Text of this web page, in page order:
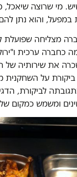
מי שרוצה שיאכל,
והוא נתן
מצליחה שפועלת
כחברה ערכית
את שירותיה של
על
לביקורת,
ומשמש כמקום של